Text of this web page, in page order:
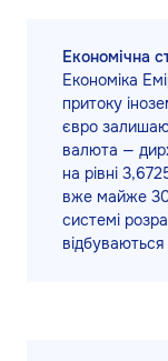
Економічна
Економіка
притоку
євро
валюта —
на рівні
вже майже 30
системі